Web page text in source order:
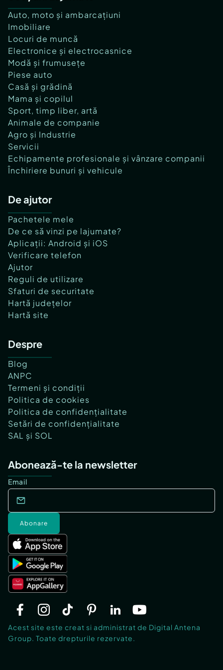
Auto, moto și ambarcațiuni
Imobiliare
Locuri de muncă
Electronice și electrocasnice
Modă și frumusețe
Piese auto
Casă și grădină
Mama și copilul
Sport, timp liber, artă
Animale de companie
Agro și Industrie
Servicii
Echipamente profesionale și vânzare companii
Închiriere bunuri și vehicule
De ajutor
Pachetele mele
De ce să vinzi pe lajumate?
Aplicații: Android și iOS
Verificare telefon
Ajutor
Reguli de utilizare
Sfaturi de securitate
Hartă județelor
Hartă site
Despre
Blog
ANPC
Termeni și condiții
Politica de cookies
Politica de confidențialitate
Setări de confidențialitate
SAL și SOL
Abonează-te la newsletter
Email
Abonare
Acest site este creat si administrat de Digital Antena
Group. Toate drepturile rezervate.